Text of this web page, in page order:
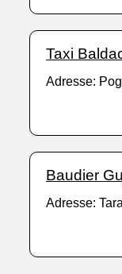
Taxi
Adresse:
Baudier
Adresse: